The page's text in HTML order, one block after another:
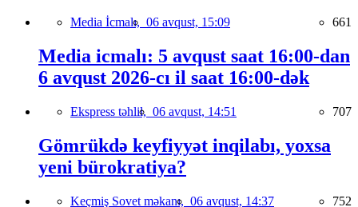
Media İcmalı, 06 avqust, 15:09 661
Media icmalı: 5 avqust saat 16:00-dan
6 avqust 2026-cı il saat 16:00-dək
Ekspress təhlil, 06 avqust, 14:51 707
Gömrükdə keyfiyyət inqilabı, yoxsa
yeni bürokratiya?
Keçmiş Sovet məkanı, 06 avqust, 14:37 752